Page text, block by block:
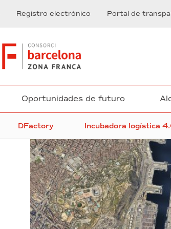
Registro electrónico Portal de
DFactory Incubadora logística
Oportunidades de futuro